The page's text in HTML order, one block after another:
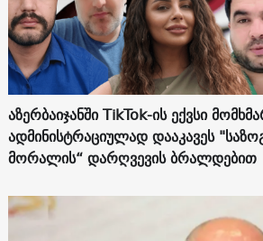
აზერბაიჯანში TikTok-ის ექვსი
ადმინისტრაციულად დააკავეს
მორალის“ დარღვევის ბრალდებით